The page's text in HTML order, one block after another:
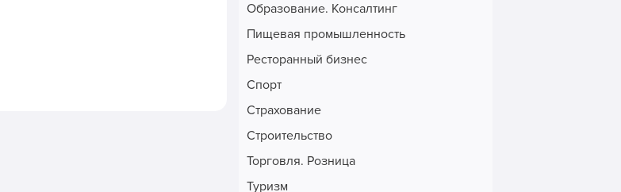
Образование. Консалтинг
Пищевая промышленность
Ресторанный бизнес
Спорт
Страхование
Строительство
Торговля. Розница
Туризм